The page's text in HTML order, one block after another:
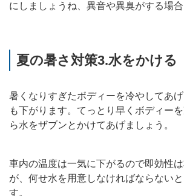
にしましょうね、異音や異臭がする場合
夏の暑さ対策3.水をかける
暑くなりすぎたボディーを冷やしてあ
も下がります。てっとり早くボディー
ら水をザブンとかけてあげましょう。
車内の温度は一気に下がるので即効性
が、何せ水を用意しなければならない
す。